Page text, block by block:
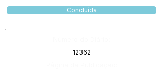
Concluída
12362